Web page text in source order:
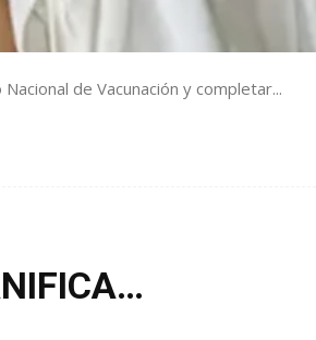
de Vacunación y completar...